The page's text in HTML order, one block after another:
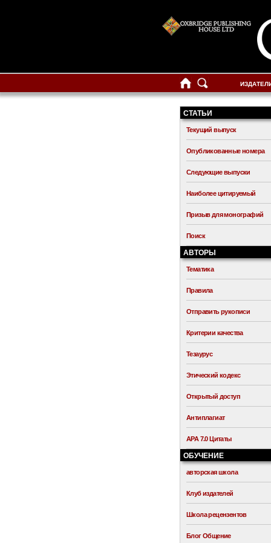
СТАТЬИ
Текущий выпуск
Опубликованные номера
Следующие выпуски
Наиболее цитируемый
Призыв для монографий
Поиск
АВТОРЫ
Тематика
Правила
Отправить рукописи
Критерии качества
Тезаурус
Этический кодекс
Открытый доступ
Антиплагиат
APA 7.0 Цитаты
ОБУЧЕНИЕ
авторская школа
Клуб издателей
Школа рецензентов
Блог Общение